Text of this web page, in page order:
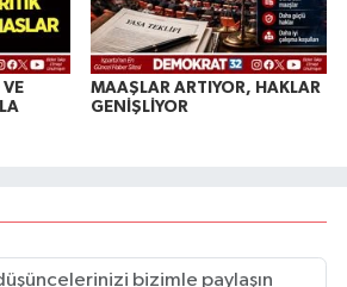
MAAŞLAR ARTIYOR, HAKLAR
GENİŞLİYOR